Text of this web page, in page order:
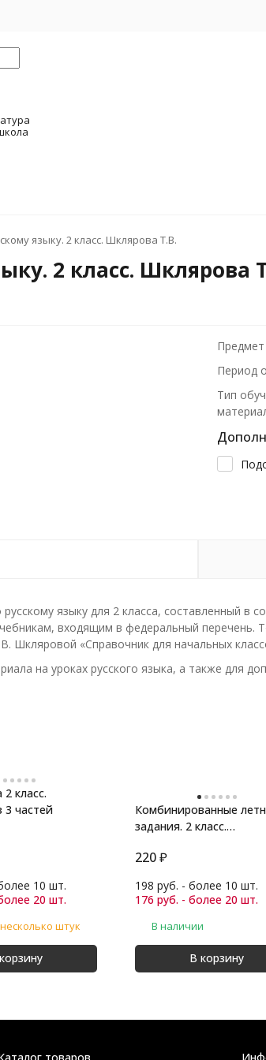
языку. 2 класс. Шклярова Т.В.
2 класс. Шклярова
Предмет
Период
Тип
языку для 2 класса, составленный
входящим в федеральный перечень.
Шкляровой «Справочник для начальных
на уроках русского языка, а также для
класс.
3 частей
10 шт.
20 шт.
штук
Комбинированные
задания. 2 класс.
220₽
198 руб. - более 10 шт.
176 руб. - более 20 шт.
В наличии
В корзину